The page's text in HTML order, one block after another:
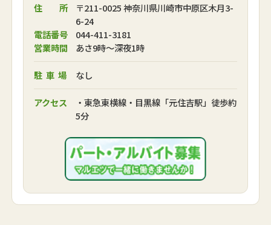
住 所
〒211-0025 神奈川県川崎市中原区木月3-
6-24
電話番号
044-411-3181
営業時間
あさ9時～深夜1時
駐車場 なし
アクセス
・東急東横線・目黒線「元住吉駅」徒歩約
5分